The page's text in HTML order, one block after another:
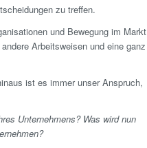
zu treffen.
und Bewegung im Markt
Arbeitsweisen und eine ganz
ist es immer unser Anspruch,
Unternehmens? Was wird nun